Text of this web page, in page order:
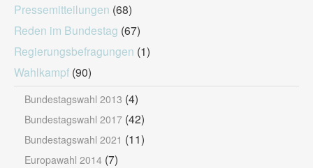
Pressemitteilungen (68)
Reden im Bundestag (67)
Regierungsbefragungen (1)
Wahlkampf (90)
Bundestagswahl 2013 (4)
Bundestagswahl 2017 (42)
Bundestagswahl 2021 (11)
Europawahl 2014 (7)